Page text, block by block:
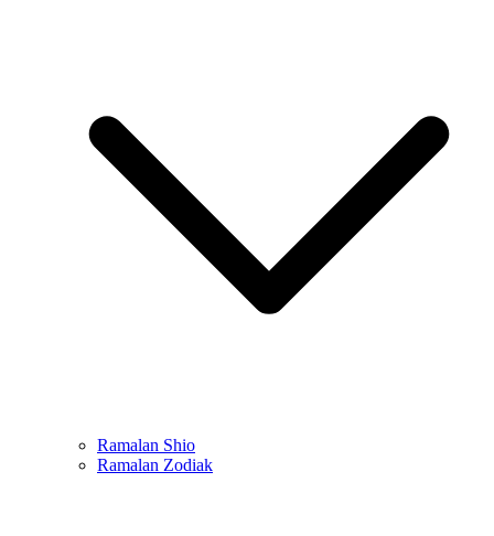
Ramalan Shio
Ramalan Zodiak